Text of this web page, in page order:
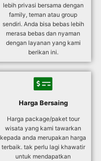
lebih privasi bersama dengan
family, teman atau group
sendiri. Anda bisa bebas lebih
merasa bebas dan nyaman
dengan layanan yang kami
berikan ini.
Harga Bersaing
Harga package/paket tour
wisata yang kami tawarkan
kepada anda merupakan harga
terbaik. tak perlu lagi khawatir
untuk mendapatkan